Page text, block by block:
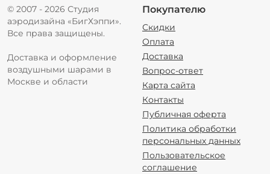
© 2007 - 2026 Студия
аэродизайна «БигХэппи».
Все права защищены.
Доставка и оформление
воздушными шарами в
Москве и области
Покупателю
Скидки
Оплата
Доставка
Вопрос-ответ
Карта сайта
Контакты
Публичная оферта
Политика обработки
персональных данных
Пользовательское
соглашение